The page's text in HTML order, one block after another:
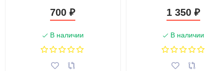
700₽
В наличии
1 350₽
В наличии